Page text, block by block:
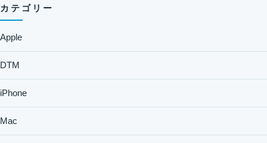
カテゴリー
Apple
DTM
iPhone
Mac